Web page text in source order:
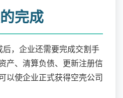
完成
，企业还需要完成交割手
产、清算负债、更新注册信
以使企业正式获得空壳公司